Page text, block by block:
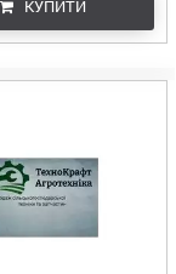
КУПИТИ